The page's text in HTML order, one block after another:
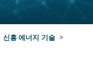
신흥 에너지 기술 >